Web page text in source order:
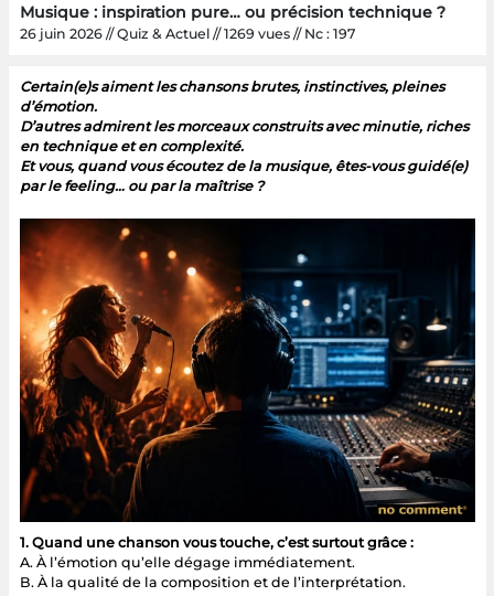
Musique : inspiration pure… ou précision technique ?
26 juin 2026 // Quiz & Actuel // 1269 vues // Nc : 197
Certain(e)s aiment les chansons brutes, instinctives, pleines
d’émotion.
D’autres admirent les morceaux construits avec minutie, riches
en technique et en complexité.
Et vous, quand vous écoutez de la musique, êtes-vous guidé(e)
par le feeling… ou par la maîtrise ?
1. Quand une chanson vous touche, c’est surtout grâce :
A. À l’émotion qu’elle dégage immédiatement.
B. À la qualité de la composition et de l’interprétation.